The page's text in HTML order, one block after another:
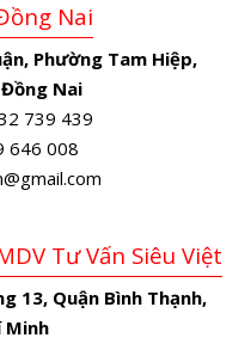
Nai
Phường Tam Hiệp,
Nai
739 439
646 008
Tư Vấn Siêu Việt
13, Quận Bình Thạnh,
Minh